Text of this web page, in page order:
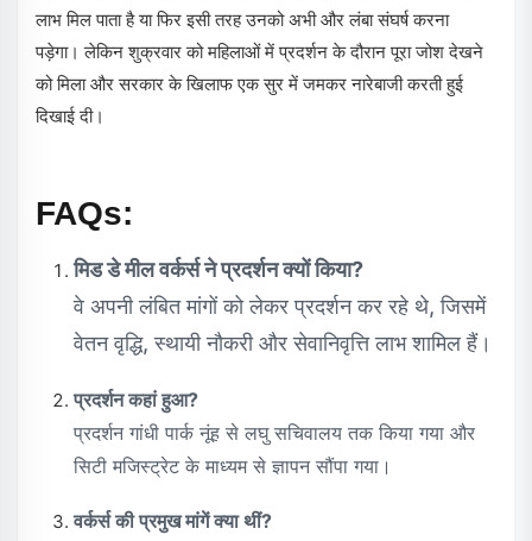
लाभ मिल पाता है या फिर इसी तरह उनको अभी और लंबा संघर्ष करना
पड़ेगा। लेकिन शुक्रवार को महिलाओं में प्रदर्शन के दौरान पूरा जोश देखने
को मिला और सरकार के खिलाफ एक सुर में जमकर नारेबाजी करती हुई
दिखाई दी।
FAQs:
मिड डे मील वर्कर्स ने प्रदर्शन क्यों किया?
वे अपनी लंबित मांगों को लेकर प्रदर्शन कर रहे थे, जिसमें
वेतन वृद्धि, स्थायी नौकरी और सेवानिवृत्ति लाभ शामिल हैं।
प्रदर्शन कहां हुआ?
प्रदर्शन गांधी पार्क नूंह से लघु सचिवालय तक किया गया और
सिटी मजिस्ट्रेट के माध्यम से ज्ञापन सौंपा गया।
वर्कर्स की प्रमुख मांगें क्या थीं?